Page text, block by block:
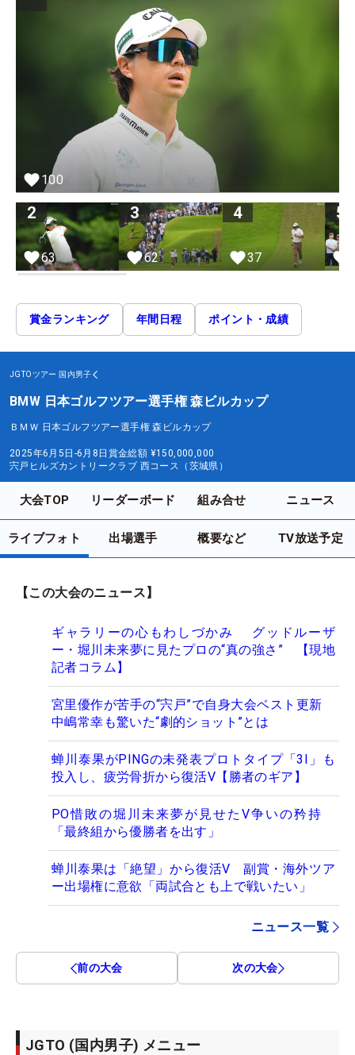
100
2
63
3
62
4
37
5
賞金ランキング 年間日程 ポイント・成績
JGTOツアー 国内男子
BMW 日本ゴルフツアー選手権 森ビルカップ
ＢＭＷ 日本ゴルフツアー選手権 森ビルカップ
2025年6月5日-6月8日 賞金総額 ¥150,000,000
宍戸ヒルズカントリークラブ 西コース（茨城県）
大会TOP リーダーボード 組み合せ ニュース
ライブフォト 出場選手 概要など TV放送予定
【この大会のニュース】
ギャラリーの心もわしづかみ グッドルーザ
ー・堀川未来夢に見たプロの“真の強さ” 【現地
記者コラム】
宮里優作が苦手の“宍戸”で自身大会ベスト更新
中嶋常幸も驚いた“劇的ショット”とは
蝉川泰果がPINGの未発表プロトタイプ「3I」も
投入し、疲労骨折から復活V【勝者のギア】
PO惜敗の堀川未来夢が見せたV争いの矜持
「最終組から優勝者を出す」
蝉川泰果は「絶望」から復活V 副賞・海外ツア
ー出場権に意欲「両試合とも上で戦いたい」
ニュース一覧
前の大会 次の大会
JGTO (国内男子) メニュー